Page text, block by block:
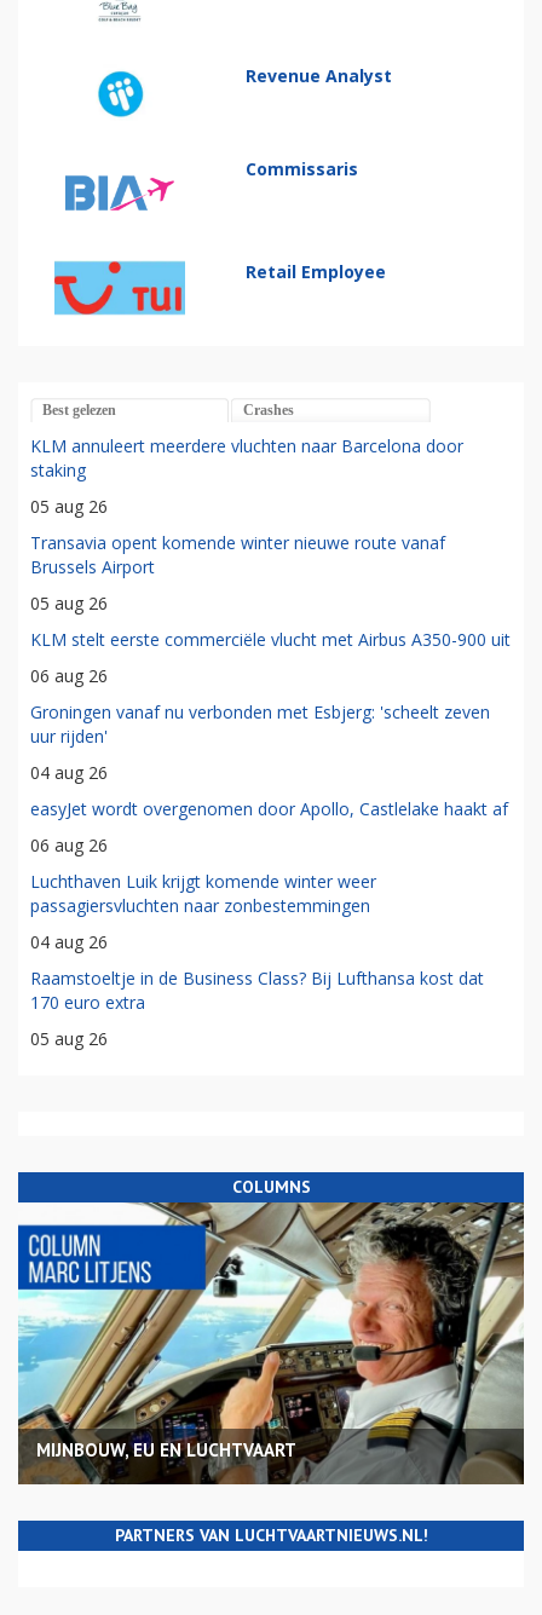
Revenue Analyst
Commissaris
Retail Employee
Best gelezen Crashes
KLM annuleert meerdere vluchten naar Barcelona door
staking
05 aug 26
Transavia opent komende winter nieuwe route vanaf
Brussels Airport
05 aug 26
KLM stelt eerste commerciële vlucht met Airbus A350-900 uit
06 aug 26
Groningen vanaf nu verbonden met Esbjerg: 'scheelt zeven
uur rijden'
04 aug 26
easyJet wordt overgenomen door Apollo, Castlelake haakt af
06 aug 26
Luchthaven Luik krijgt komende winter weer
passagiersvluchten naar zonbestemmingen
04 aug 26
Raamstoeltje in de Business Class? Bij Lufthansa kost dat
170 euro extra
05 aug 26
COLUMNS
MIJNBOUW, EU EN LUCHTVAART
PARTNERS VAN LUCHTVAARTNIEUWS.NL!